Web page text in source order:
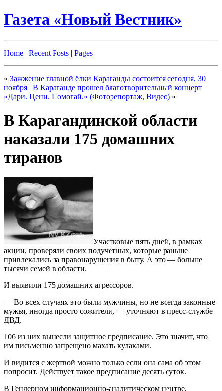
Газета «Новый Вестник»
Home | Recent Posts | Pages
« Зажжение главной ёлки Караганды состоится сегодня, 30
ноября | В Караганде прошел благотворительный концерт
«Дари. Цени. Помогай.» (Фоторепортаж, Видео) »
В Карагандинской области
наказали 175 домашних
тиранов
Участковые пять дней, в рамках
акции, проверяли своих подучетных, которые раньше
привлекались за правонарушения в быту. А это — больше
тысячи семей в области.
И выявили 175 домашних агрессоров.
— Во всех случаях это были мужчины, но не всегда законные
мужья, иногда просто сожители, — уточняют в пресс-службе
ДВД.
106 из них вынесли защитное предписание. Это значит, что
им письменно запрещено махать кулаками.
И видится с жертвой можно только если она сама об этом
попросит. Действует такое предписание десять суток.
В Гендерном информационно-аналитическом центре,